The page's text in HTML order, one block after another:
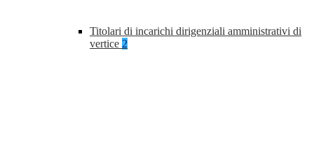
Titolari di incarichi dirigenziali amministrativi di
vertice 2